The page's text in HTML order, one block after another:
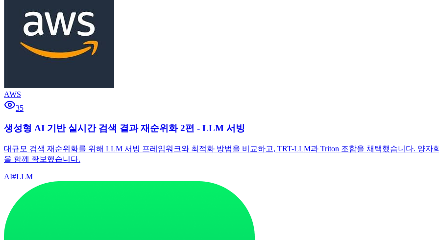
AWS
35
생성형 AI 기반 실시간 검색 결과 재순위화 2편 - LLM 서빙
대규모 검색 재순위화를 위해 LLM 서빙 프레임워크와 최적화 방법을 비교하고, TRT-LLM과 Triton 조합을 채택했습니다. 양자
을 함께 확보했습니다.
AI#LLM